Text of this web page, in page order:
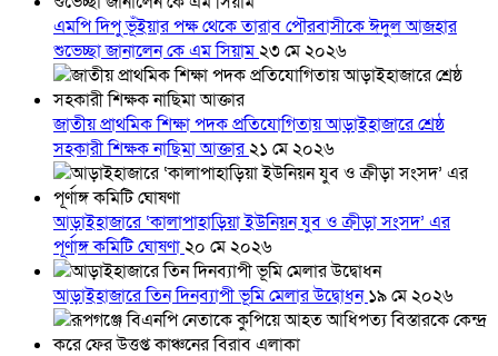
এমপি দিপু ভূঁইয়ার পক্ষ থেকে তারাব পৌরবাসীকে ঈদুল আজহার
শুভেচ্ছা জানালেন কে এম সিয়াম২৩ মে ২০২৬
জাতীয় প্রাথমিক শিক্ষা পদক প্রতিযোগিতায় আড়াইহাজারে শ্রেষ্ঠ
সহকারী শিক্ষক নাছিমা আক্তার২১ মে ২০২৬
আড়াইহাজারে ‘কালাপাহাড়িয়া ইউনিয়ন যুব ও ক্রীড়া সংসদ’ এর
পূর্ণাঙ্গ কমিটি ঘোষণা২০ মে ২০২৬
আড়াইহাজারে তিন দিনব্যাপী ভূমি মেলার উদ্বোধন১৯ মে ২০২৬